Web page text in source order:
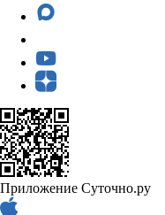
Приложение Суточно.ру